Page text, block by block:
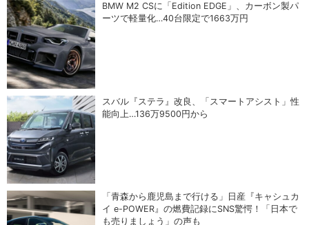
BMW M2 CSに「Edition EDGE」、カーボン製パ
ーツで軽量化…40台限定で1663万円
スバル『ステラ』改良、「スマートアシスト」性
能向上…136万9500円から
「青森から鹿児島まで行ける」日産『キャシュカ
イ e-POWER』の燃費記録にSNS驚愕！「日本で
も売りましょう」の声も